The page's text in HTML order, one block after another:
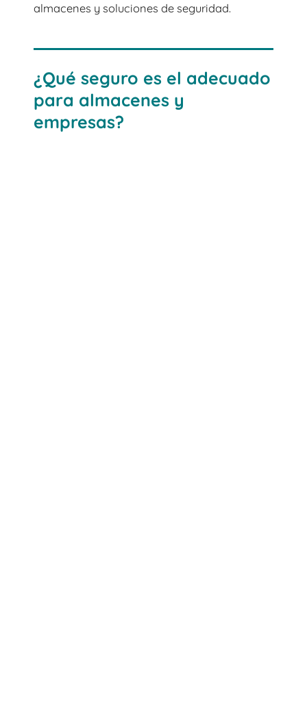
almacenes y soluciones de seguridad.
¿Qué seguro es el adecuado
para almacenes y
empresas?